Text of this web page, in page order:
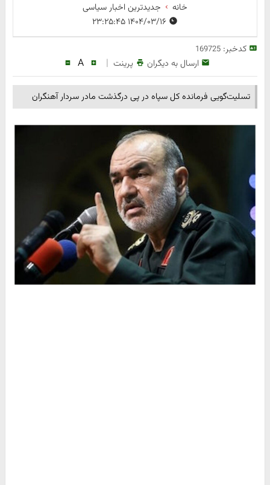
خانه
جدیدترین اخبار سیاسی
کدخبر:169725
ارسال به دیگران پرینت |
A
تسلیت‌گویی فرمانده کل سپاه در پی درگذشت مادر سردار آهنگران